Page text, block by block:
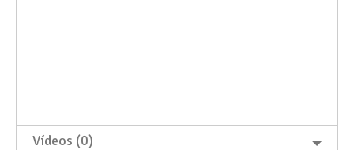
Vídeos (0)